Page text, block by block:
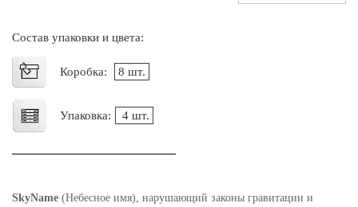
Состав упаковки и цвета:
Коробка: 8 шт.
Упаковка: 4 шт.
SkyName (Небесное имя), нарушающий законы гравитации и